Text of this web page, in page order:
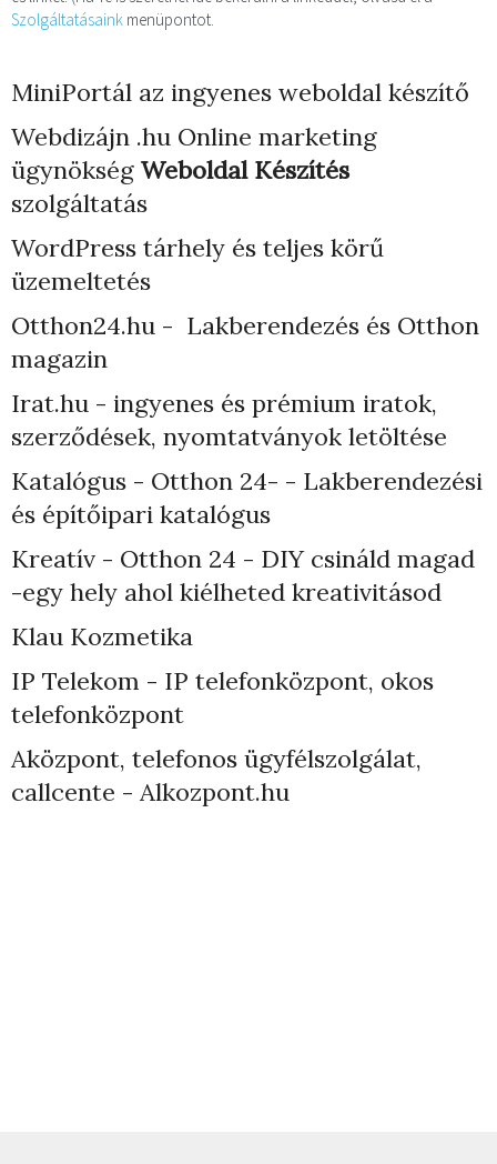
Szolgáltatásaink menüpontot.
MiniPortál az ingyenes weboldal készítő
Webdizájn .hu Online marketing
ügynökség Weboldal Készítés
szolgáltatás
WordPress tárhely és teljes körű
üzemeltetés
Otthon24.hu - Lakberendezés és Otthon
magazin
Irat.hu - ingyenes és prémium iratok,
szerződések, nyomtatványok letöltése
Katalógus - Otthon 24- - Lakberendezési
és építőipari katalógus
Kreatív - Otthon 24 - DIY csináld magad
-egy hely ahol kiélheted kreativitásod
Klau Kozmetika
IP Telekom - IP telefonközpont, okos
telefonközpont
Aközpont, telefonos ügyfélszolgálat,
callcente - Alkozpont.hu